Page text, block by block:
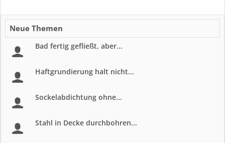
Neue Themen
Bad fertig gefließt, aber...
Haftgrundierung halt nicht...
Sockelabdichtung ohne...
Stahl in Decke durchbohren...